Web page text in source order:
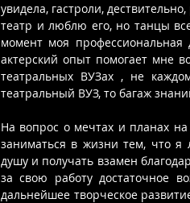
увидела, гастроли,
театр и люблю его, но танцы
момент моя
актерский опыт помогает мне
театральных ВУЗах , не
театральный ВУЗ, то багаж
На вопрос о мечтах и планах на
заниматься в жизни тем, что я
душу и получать взамен
за свою работу достаточное
дальнейшее творческое